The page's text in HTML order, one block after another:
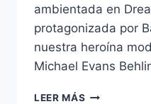
ambientada en
protagonizada por
nuestra heroína
Michael Evans
LEER MÁS LA